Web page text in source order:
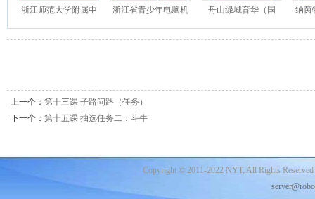
浙江师范大学附属中
学信息技术学科教室
浙江省青少年电脑机
器人竞赛 综合技能机
舟山绿城育华（国
际）学校-AI未来中心
纳茵
上一个： 第十三课 子路问路（任务）
下一个： 第十五课 抽选任务二：斗牛
Copyright © 2011-2022 NYT, All Rights